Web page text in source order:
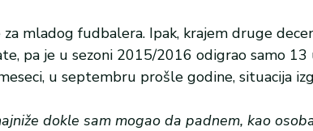
mladog fudbalera. Ipak, krajem druge
pa je u sezoni 2015/2016 odigrao samo 13
u septembru prošle godine, situacija
dokle sam mogao da padnem, kao